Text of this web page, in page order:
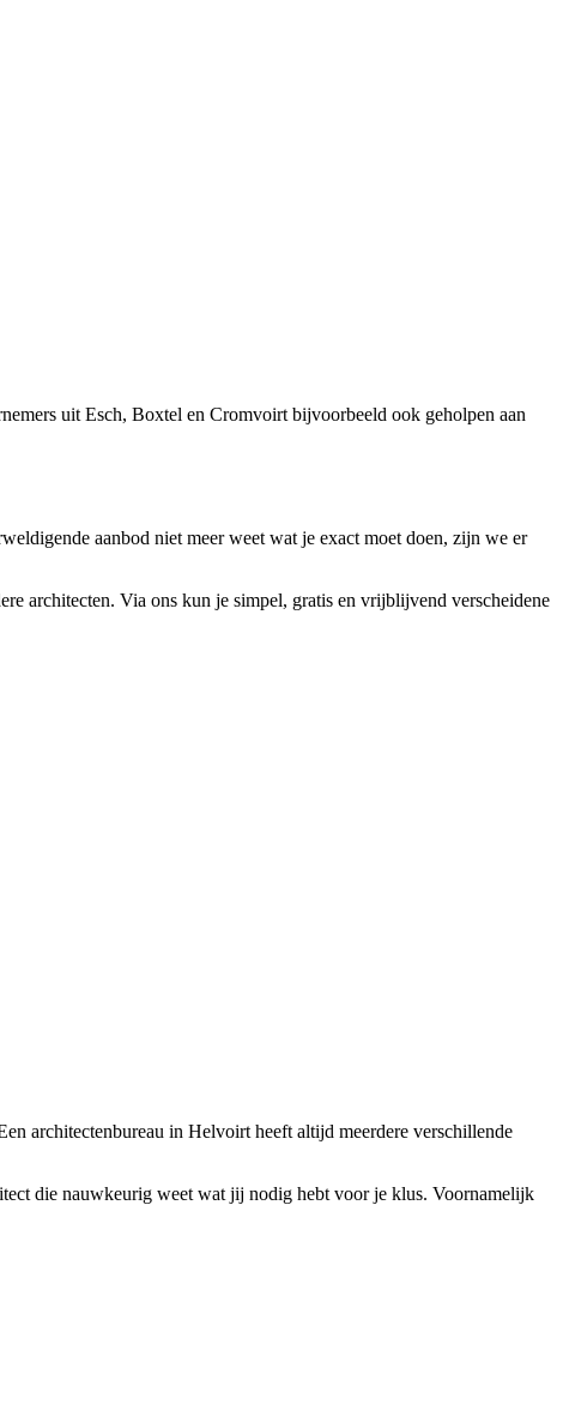
uit Esch, Boxtel en Cromvoirt bijvoorbeeld ook geholpen aan
aanbod niet meer weet wat je exact moet doen, zijn we er
architecten. Via ons kun je simpel, gratis en vrijblijvend verscheidene
architectenbureau in Helvoirt heeft altijd meerdere verschillende
die nauwkeurig weet wat jij nodig hebt voor je klus. Voornamelijk